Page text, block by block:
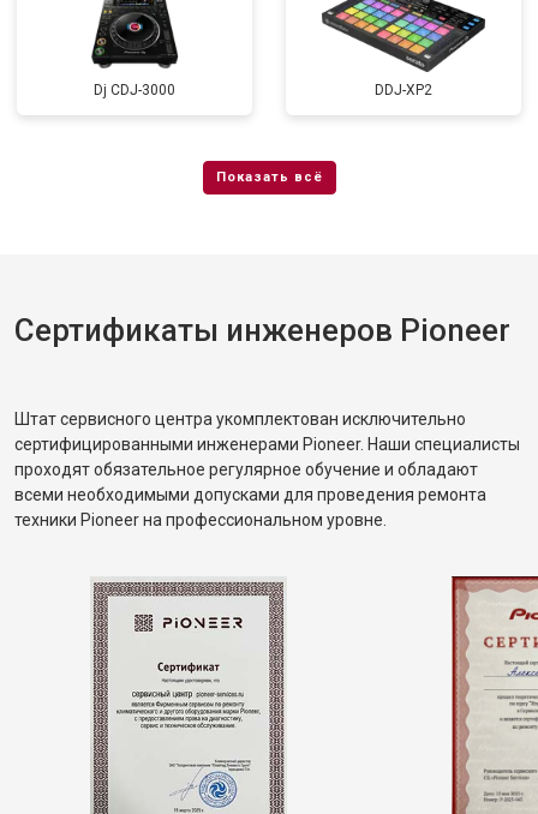
Dj CDJ-3000 DDJ-XP2
Сертификаты инженеров Pioneer
Штат сервисного центра укомплектован исключительно
сертифицированными инженерами Pioneer. Наши специалисты
проходят обязательное регулярное обучение и обладают
всеми необходимыми допусками для проведения ремонта
техники Pioneer на профессиональном уровне.